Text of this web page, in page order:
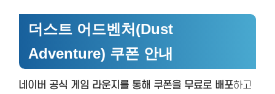
더스트 어드벤처(Dust
Adventure) 쿠폰 안내
네이버 공식 게임 라운지를 통해 쿠폰을 무료로 배포하고